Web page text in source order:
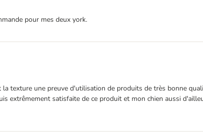
pour mes deux york.
texture une preuve d'utilisation de produits de très bonne
extrêmement satisfaite de ce produit et mon chien aussi